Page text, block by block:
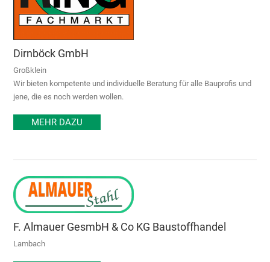
Dirnböck GmbH
Großklein
Wir bieten kompetente und individuelle Beratung für alle Bauprofis und
jene, die es noch werden wollen.
MEHR DAZU
F. Almauer GesmbH & Co KG Baustoffhandel
Lambach